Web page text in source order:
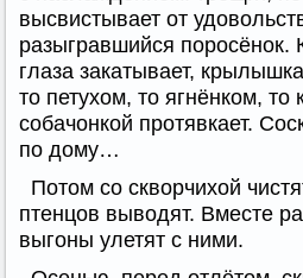
высвистывает от
разыгравшийся поросёнок.
глаза закатывает,
то петухом, то ягнёнком, то
собачонкой протявкает.
по дому…
Потом со скворчихой
птенцов выводят. Вместе
выгоны улетят с ними.